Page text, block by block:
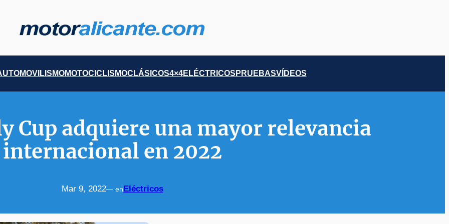
MOTOCICLISMOCLÁSICOS4×4ELÉCTRICOS PRUEBASVÍDEOS
Cup adquiere una mayor relevancia
internacional en 2022
Mar 9, 2022— enEléctricos